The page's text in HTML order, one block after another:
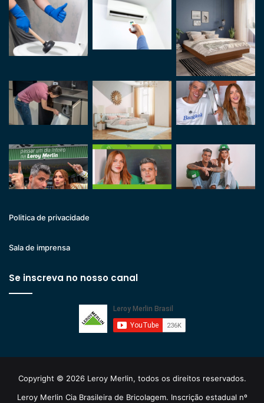
Politica de privacidade
Sala de imprensa
Se inscreva no nosso canal
Copyright © 2026 Leroy Merlin, todos os direitos reservados.
Leroy Merlin Cia Brasileira de Bricolagem. Inscrição estadual nº